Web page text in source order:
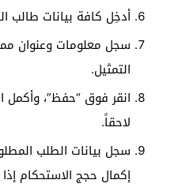
أدخِل كافة بيانات طالب
سجل معلومات وعنوان
التمثيل.
انقر فوق “حفظ”، وأكمل
لاحقاً.
سجل بيانات الطلب
إكمال حجج الاستحكام